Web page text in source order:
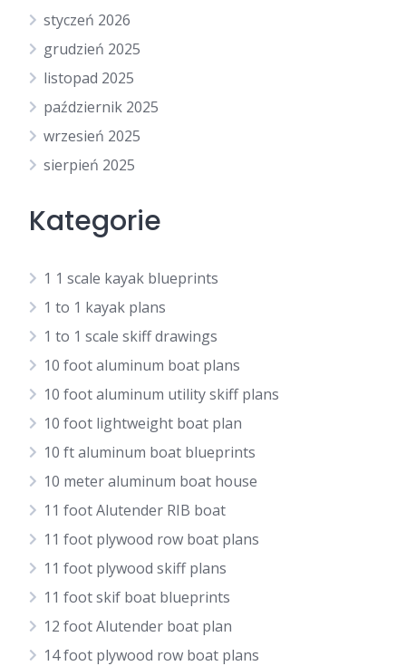
styczeń 2026
grudzień 2025
listopad 2025
październik 2025
wrzesień 2025
sierpień 2025
Kategorie
1 1 scale kayak blueprints
1 to 1 kayak plans
1 to 1 scale skiff drawings
10 foot aluminum boat plans
10 foot aluminum utility skiff plans
10 foot lightweight boat plan
10 ft aluminum boat blueprints
10 meter aluminum boat house
11 foot Alutender RIB boat
11 foot plywood row boat plans
11 foot plywood skiff plans
11 foot skif boat blueprints
12 foot Alutender boat plan
14 foot plywood row boat plans